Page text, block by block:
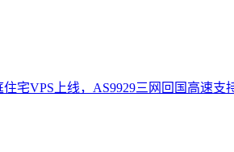
宅VPS上线，AS9929三网回国高速支